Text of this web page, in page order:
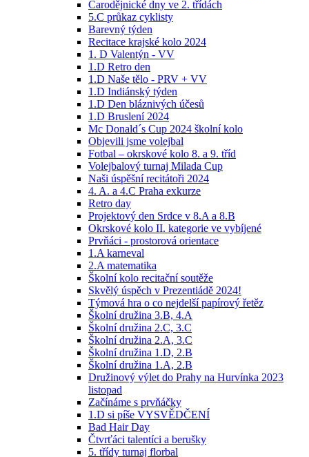
Čarodějnické dny ve 2. třídách
5.C průkaz cyklisty
Barevný týden
Recitace krajské kolo 2024
1. D Valentýn - VV
1.D Retro den
1.D Naše tělo - PRV + VV
1.D Indiánský týden
1.D Den bláznivých účesů
1.D Bruslení 2024
Mc Donald´s Cup 2024 školní kolo
Objevili jsme volejbal
Fotbal – okrskové kolo 8. a 9. tříd
Volejbalový turnaj Milada Cup
Naši úspěšní recitátoři 2024
4. A. a 4.C Praha exkurze
Retro day
Projektový den Srdce v 8.A a 8.B
Okrskové kolo II. kategorie ve vybíjené
Prvňáci - prostorová orientace
1.A karneval
2.A matematika
Školní kolo recitační soutěže
Skvělý úspěch v Prezentiádě 2024!
Týmová hra o co nejdelší papírový řetěz
Školní družina 3.B, 4.A
Školní družina 2.C, 3.C
Školní družina 2.A, 3.C
Školní družina 1.D, 2.B
Školní družina 1.A, 2.B
Družinový výlet do Prahy na Hurvínka 2023
listopad
Začínáme s prvňáčky
1.D si píše VYSVĚDČENÍ
Bad Hair Day
Čtvrťáci talentíci a berušky
5. třídy turnaj florbal